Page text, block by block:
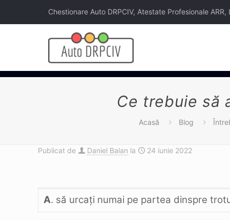
Chestionare Auto DRPCIV, Atestate Profesionale
Ce trebuie să
Acasă Blog
Publicat de Daniel Balan la 24 iunie 2022
A. să urcaţi numai pe partea dinspre